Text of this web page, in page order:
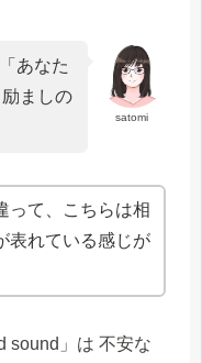
satomi
あなた
ましの
って、こちらは相
表れている感じが
sound」は 不安な